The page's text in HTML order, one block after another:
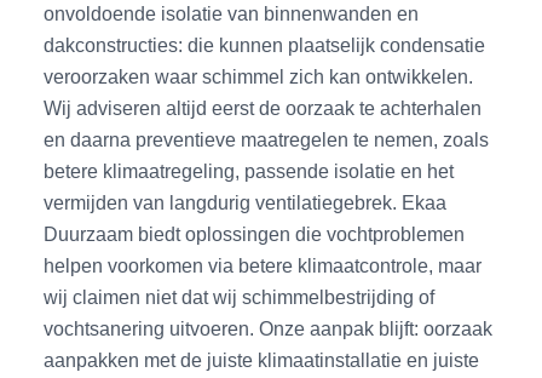
onvoldoende isolatie van binnenwanden en
dakconstructies: die kunnen plaatselijk condensatie
veroorzaken waar schimmel zich kan ontwikkelen.
Wij adviseren altijd eerst de oorzaak te achterhalen
en daarna preventieve maatregelen te nemen, zoals
betere klimaatregeling, passende isolatie en het
vermijden van langdurig ventilatiegebrek. Ekaa
Duurzaam biedt oplossingen die vochtproblemen
helpen voorkomen via betere klimaatcontrole, maar
wij claimen niet dat wij schimmelbestrijding of
vochtsanering uitvoeren. Onze aanpak blijft: oorzaak
aanpakken met de juiste klimaatinstallatie en juiste